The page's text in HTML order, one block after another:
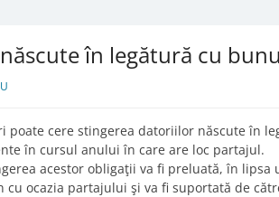
în legătură cu
poate cere stingerea datoriilor născute în
în cursul anului în care are loc partajul.
acestor obligaţii va fi preluată, în
ocazia partajului şi va fi suportată de